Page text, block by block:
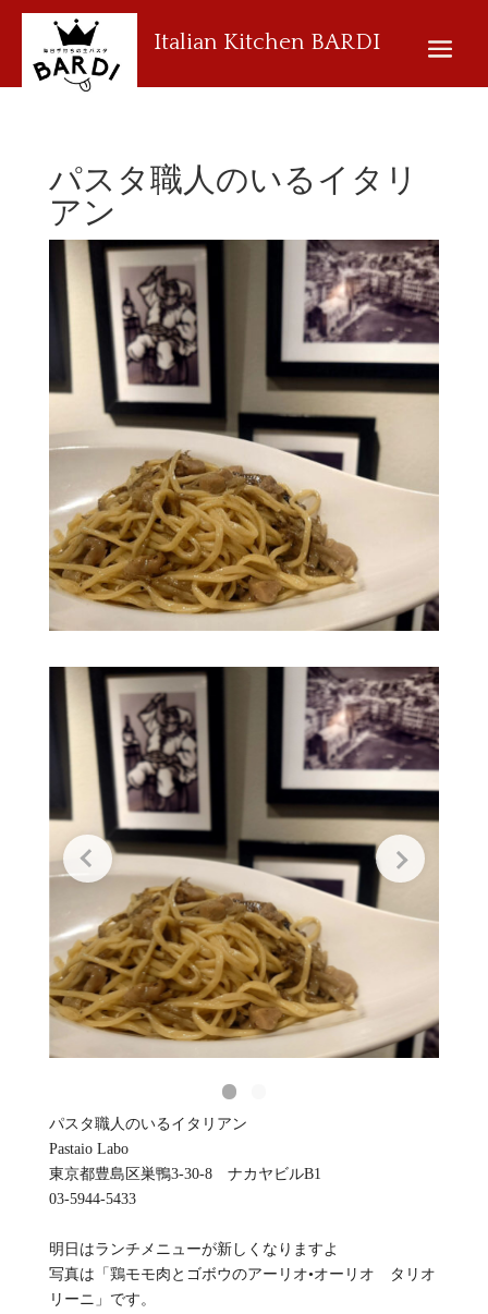
Italian Kitchen BARDI
パスタ職人のいるイタリ
アン
パスタ職人のいるイタリアン
Pastaio Labo
東京都豊島区巣鴨3-30-8 ナカヤビルB1
03-5944-5433
明日はランチメニューが新しくなりますよ
写真は「鶏モモ肉とゴボウのアーリオ•オーリオ タリオ
リーニ」です。